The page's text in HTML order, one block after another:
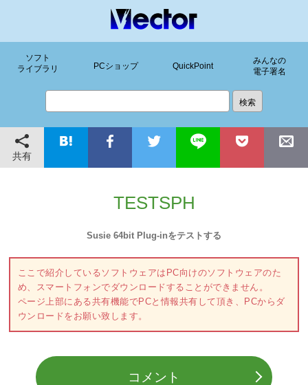
ソフト
ライブラリ
PCショップ QuickPoint
みんなの
電子署名
共有
TESTSPH
Susie 64bit Plug-inをテストする
ここで紹介しているソフトウェアはPC向けのソフトウェアのた
め、スマートフォンでダウンロードすることができません。
ページ上部にある共有機能でPCと情報共有して頂き、PCからダ
ウンロードをお願い致します。
コメント